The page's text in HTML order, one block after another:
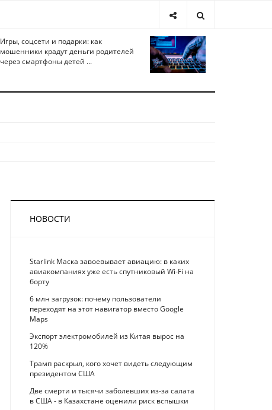
Игры, соцсети и подарки: как
мошенники крадут деньги родителей
через смартфоны детей ...
НОВОСТИ
Starlink Маска завоевывает авиацию: в каких
авиакомпаниях уже есть спутниковый Wi-Fi на
борту
6 млн загрузок: почему пользователи
переходят на этот навигатор вместо Google
Maps
Экспорт электромобилей из Китая вырос на
120%
Трамп раскрыл, кого хочет видеть следующим
президентом США
Две смерти и тысячи заболевших из-за салата
в США - в Казахстане оценили риск вспышки